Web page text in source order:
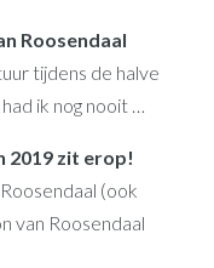
Roosendaal
tijdens de halve
ik nog nooit …
2019 zit erop!
(ook
van Roosendaal